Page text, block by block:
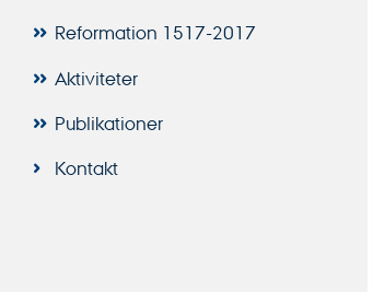
Reformation 1517-2017
Aktiviteter
Publikationer
Kontakt